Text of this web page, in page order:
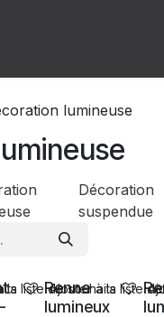
lumineuse
Décoration
suspendue
Ventes
Renne
lumineux
la liste de souhaits
Ajouter à la liste